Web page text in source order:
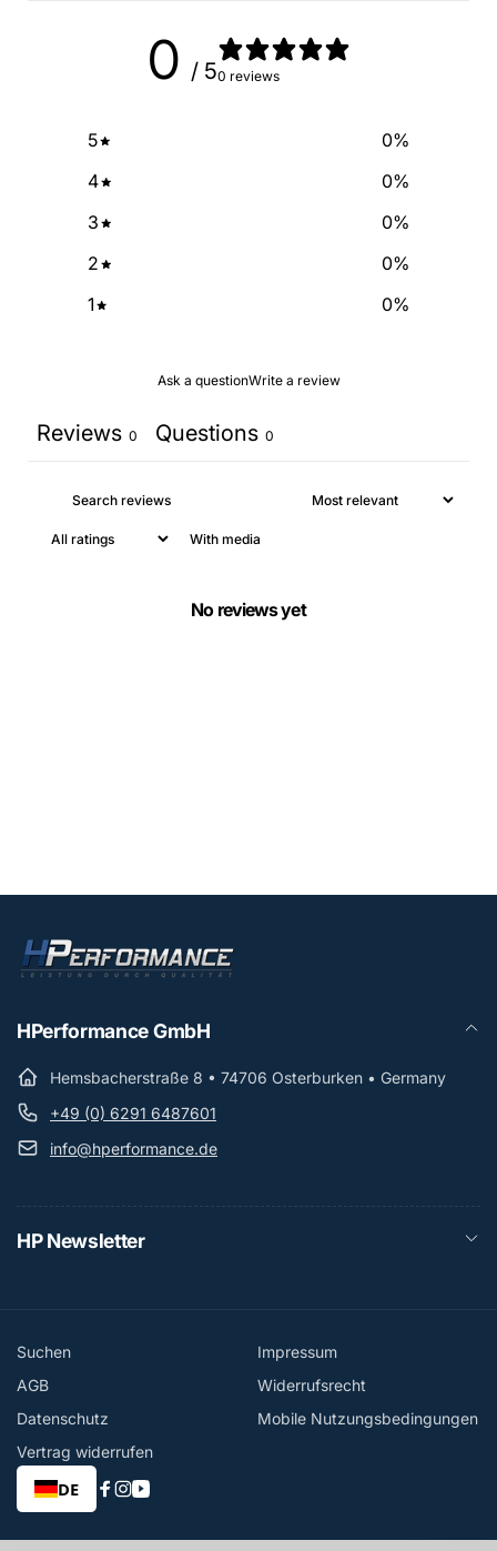
0 / 50 reviews
5 0%
4
0%
3
0%
2
0%
1
0%
Ask a questionWrite a review
Reviews 0 Questions 0
With media
No reviews yet
HPerformance GmbH
Hemsbacherstraße 8 • 74706 Osterburken • Germany
+49 (0) 6291 6487601
info@hperformance.de
HP Newsletter
Suchen
Impressum
AGB
Widerrufsrecht
Datenschutz
Mobile Nutzungsbedingungen
Vertrag widerrufen
DE
Facebook
Instagram
YouTube